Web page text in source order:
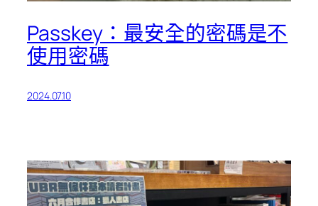
Passkey：最安全的密碼是不
使用密碼
2024.07.10